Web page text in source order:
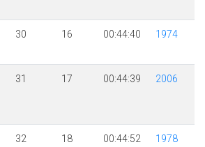
30 16 00:44:40 1974
31 17 00:44:39 2006
32 18 00:44:52 1978